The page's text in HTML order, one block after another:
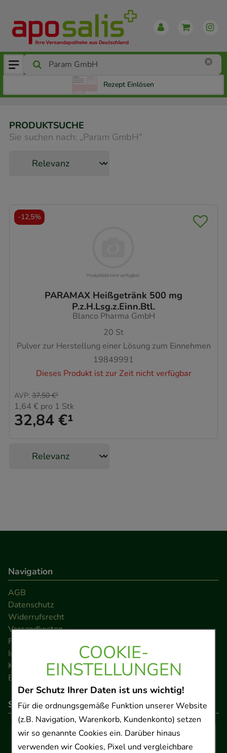
COOKIE-
EINSTELLUNGEN
Der Schutz Ihrer Daten ist uns wichtig!
Für die ordnungsgemäße Funktion unserer Website
(z.B. Navigation, Warenkorb, Kundenkonto) setzen
wir so genannte Cookies ein. Darüber hinaus
verwenden wir Cookies, Pixel und vergleichbare
Rezept Einlösen
PRODUKTSUCHE
Sie suchen nach: „Param GmbH“
PARAMAX Heißgetränk 500 mg
P.z.H.Lsg.z.Einn.Btl.
Blanco Pharma GmbH
20 St
Pulver zur Herstellung einer Lösung zum Einnehmen
19849991
Dieses Produkt ist zur Zeit nicht verfügbar
32,84 €¹
AVP: 37,50 €²
1,64 € pro 1 Stk
-12,5%
Navigation
AGB
Datenschutz
Widerrufsrecht
Versandkosten
FAQ
Impressum
Kontakt
Barrierefreiheitserklärung
So können Sie bezahlen